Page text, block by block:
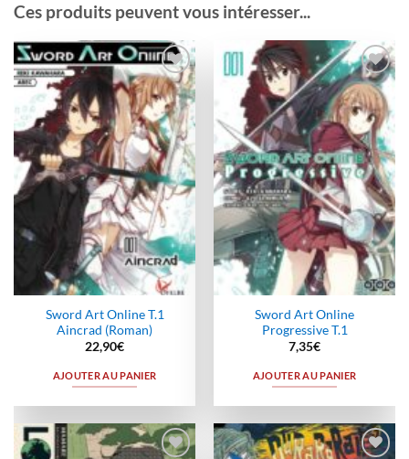
Ces produits peuvent vous intéresser...
Ajouter
à la
wishlist
Sword Art Online T.1
Aincrad (Roman)
22,90€
AJOUTER AU PANIER
Ajouter
à la
wishlist
Sword Art Online
Progressive T.1
7,35€
AJOUTER AU PANIER